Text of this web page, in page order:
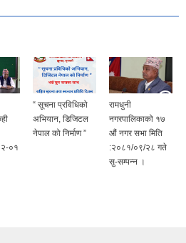
०१
“ सूचना प्रविधिको
अभियान, डिजिटल
नेपाल को निर्माण ”
रामधुनी
नगरपालिकाको १७
औं नगर सभा मिति
:२०८१/०९/२८ गते
सु-सम्पन्न ।